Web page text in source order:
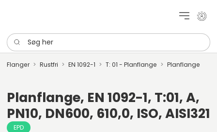
Mit
Søg her
Flanger Rustfri EN 1092-1 T: 01 - Planflange Planflange
Planflange, EN 1092-1, T:01, A,
PN10, DN600, 610,0, ISO, AISI321
EPD